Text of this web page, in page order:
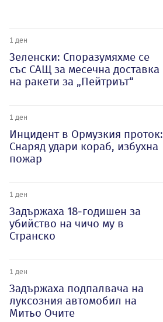
1 ден
Зеленски: Споразумяхме се
със САЩ за месечна доставка
на ракети за „Пейтриът“
1 ден
Инцидент в Ормузкия проток:
Снаряд удари кораб, избухна
пожар
1 ден
Задържаха 18-годишен за
убийство на чичо му в
Странско
1 ден
Задържаха подпалвача на
луксозния автомобил на
Митьо Очите